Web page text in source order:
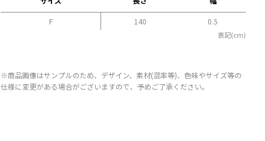
F 140 0.5
表記(cm)
※商品画像はサンプルのため、デザイン、素材(混率等)、色味やサイズ等の
仕様に変更がある場合がございますので、予めご了承ください。